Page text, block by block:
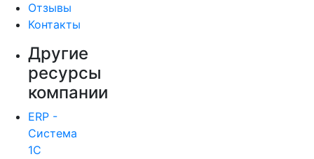
Отзывы
Контакты
Другие
ресурсы
компании
ERP -
Система
1С